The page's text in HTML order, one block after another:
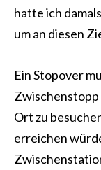
hatte ich
um an diesen
Ein Stopover
Zwischenstopp
Ort zu
erreichen